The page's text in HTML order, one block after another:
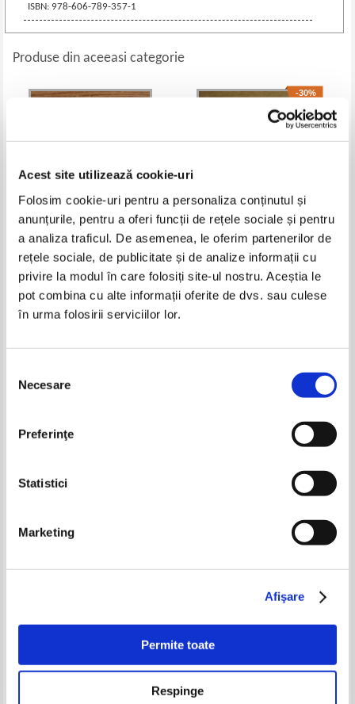
Acest site utilizează cookie-uri
Folosim cookie-uri pentru a personaliza conținutul și
anunțurile, pentru a oferi funcții de rețele sociale și pentru
a analiza traficul. De asemenea, le oferim partenerilor de
rețele sociale, de publicitate și de analize informații cu
privire la modul în care folosiți site-ul nostru. Aceștia le
pot combina cu alte informații oferite de dvs. sau culese
în urma folosirii serviciilor lor.
consimțământului
Necesare
Preferinţe
Statistici
Marketing
Afişare
Permite toate
Respinge
ISBN: 978-606-789-357-1
Produse din aceeasi categorie
Brian Tracy - Incepe cu ce nu-ti
place!
Pret:24,00 Lei
Adaugă în coș
-30%
David Fontana - Cum sa devii
maestru in arta meditatiei
Pret:23,00Lei 16,10 Lei
David J. Lieberman -
Mindreader. Afla ce gandesc
Florence Scovel Shinn - Puterea